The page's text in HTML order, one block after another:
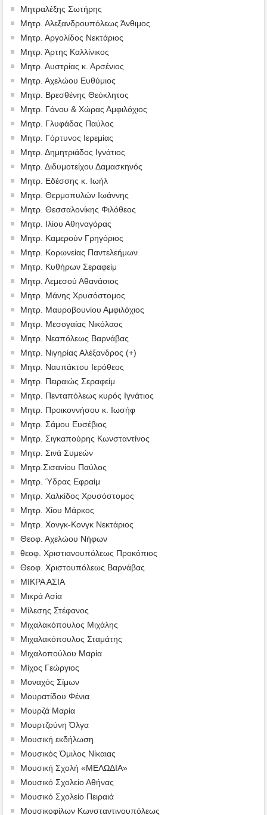
Μητραλέξης Σωτήρης
Μητρ. Αλεξανδρουπόλεως Άνθιμος
Μητρ. Αργολίδος Νεκτάριος
Μητρ. Άρτης Καλλίνικος
Μητρ. Αυστρίας κ. Αρσένιος
Μητρ. Αχελώου Ευθύμιος
Μητρ. Βρεσθένης Θεόκλητος
Μητρ. Γάνου & Χώρας Αμφιλόχιος
Μητρ. Γλυφάδας Παύλος
Μητρ. Γόρτυνος Ιερεμίας
Μητρ. Δημητριάδος Ιγνάτιος
Μητρ. Διδυμοτείχου Δαμασκηνός
Μητρ. Εδέσσης κ. Ιωήλ
Μητρ. Θερμοπυλών Ιωάννης
Μητρ. Θεσσαλονίκης Φιλόθεος
Μητρ. Ιλίου Αθηναγόρας
Μητρ. Καμερούν Γρηγόριος
Μητρ. Κορωνείας Παντελεήμων
Μητρ. Κυθήρων Σεραφείμ
Μητρ. Λεμεσού Αθανάσιος
Μητρ. Μάνης Χρυσόστομος
Μητρ. Μαυροβουνίου Αμφιλόχιος
Μητρ. Μεσογαίας Νικόλαος
Μητρ. Νεαπόλεως Βαρνάβας
Μητρ. Νιγηρίας Αλέξανδρος (+)
Μητρ. Ναυπάκτου Ιερόθεος
Μητρ. Πειραιώς Σεραφείμ
Μητρ. Πενταπόλεως κυρός Ιγνάτιος
Μητρ. Προικοννήσου κ. Ιωσήφ
Μητρ. Σάμου Ευσέβιος
Μητρ. Σιγκαπούρης Κωνσταντίνος
Μητρ. Σινά Συμεών
Μητρ.Σισανίου Παύλος
Μητρ. Ύδρας Εφραίμ
Μητρ. Χαλκίδος Χρυσόστομος
Μητρ. Χίου Μάρκος
Μητρ. Χονγκ-Κονγκ Νεκτάριος
Θεοφ. Αχελώου Νήφων
θεοφ. Χριστιανουπόλεως Προκόπιος
Θεοφ. Χριστουπόλεως Βαρνάβας
ΜΙΚΡΑ ΑΣΙΑ
Μικρά Ασία
Μίλεσης Στέφανος
Μιχαλακόπουλος Μιχάλης
Μιχαλακόπουλος Σταμάτης
Μιχαλοπούλου Μαρία
Μίχος Γεώργιος
Μοναχός Σίμων
Μουρατίδου Φένια
Μουρζά Μαρία
Μουρτζούνη Όλγα
Μουσική εκδήλωση
Μουσικός Όμιλος Νίκαιας
Μουσική Σχολή «ΜΕΛΩΔΙΑ»
Μουσικό Σχολείο Αθήνας
Μουσικό Σχολείο Πειραιά
Μουσικοφίλων Κωνσταντινουπόλεως